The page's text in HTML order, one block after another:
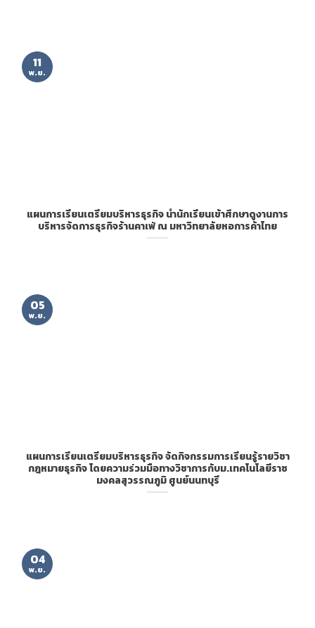
แผนการเรียนเตรียมบริหารธุรกิจ นำนักเรียนเข้าศึกษาดูงานการ
บริหารจัดการธุรกิจร้านคาเฟ่ ณ มหาวิทยาลัยหอการค้าไทย
11
พ.ย.
แผนการเรียนเตรียมบริหารธุรกิจ จัดกิจกรรมการเรียนรู้รายวิชา
กฎหมายธุรกิจ โดยความร่วมมือทางวิชาการกับม.เทคโนโลยีราช
มงคลสุวรรณภูมิ ศูนย์นนทบุรี
05
พ.ย.
04
พ.ย.